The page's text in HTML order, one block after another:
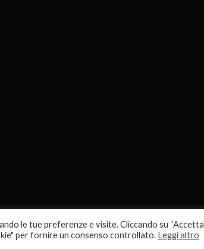
le tue preferenze e visite. Cliccando su “Accetta
per fornire un consenso controllato. Leggi altro